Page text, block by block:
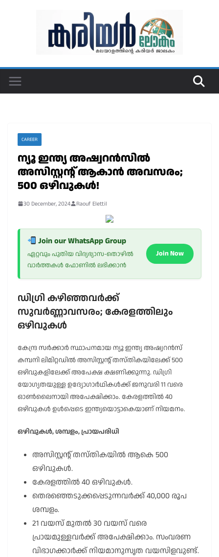
CAREER
ന്യൂ ഇന്ത്യ അഷ്വറൻസിൽ
അസിസ്റ്റന്റ് ആകാൻ അവസരം;
500 ഒഴിവുകൾ!
30 December, 2024 Raouf Elettil
Join our WhatsApp Group
ഏറ്റവും പുതിയ വിദ്യഭ്യാസ-തൊഴിൽ
വാർത്തകൾ ഫോണിൽ ലഭിക്കാൻ
Join Now
ഡിഗ്രി കഴിഞ്ഞവർക്ക്
സുവർണ്ണാവസരം; കേരളത്തിലും
ഒഴിവുകൾ
കേന്ദ്ര സർക്കാർ സ്ഥാപനമായ ന്യൂ ഇന്ത്യ അഷ്വറൻസ്
കമ്പനി ലിമിറ്റഡിൽ അസിസ്റ്റന്റ് തസ്തികയിലേക്ക് 500
ഒഴിവുകളിലേക്ക് അപേക്ഷ ക്ഷണിക്കുന്നു. ഡിഗ്രി
യോഗ്യതയുള്ള ഉദ്യോഗാർഥികൾക്ക് ജനുവരി 11 വരെ
ഓൺലൈനായി അപേക്ഷിക്കാം. കേരളത്തിൽ 40
ഒഴിവുകൾ ഉൾപ്പെടെ ഇന്ത്യയൊട്ടാകെയാണ് നിയമനം.
ഒഴിവുകൾ, ശമ്പളം, പ്രായപരിധി
അസിസ്റ്റന്റ് തസ്തികയിൽ ആകെ 500
ഒഴിവുകൾ.
കേരളത്തിൽ 40 ഒഴിവുകൾ.
തെരഞ്ഞെടുക്കപ്പെടുന്നവർക്ക് 40,000 രൂപ
ശമ്പളം.
21 വയസ് മുതൽ 30 വയസ് വരെ
പ്രായമുള്ളവർക്ക് അപേക്ഷിക്കാം. സംവരണ
വിഭാഗക്കാർക്ക് നിയമാനുസൃത വയസിളവുണ്ട്.